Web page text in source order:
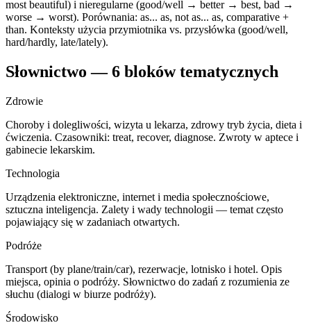
most beautiful) i nieregularne (good/well → better → best, bad →
worse → worst). Porównania: as... as, not as... as, comparative +
than. Konteksty użycia przymiotnika vs. przysłówka (good/well,
hard/hardly, late/lately).
Słownictwo — 6 bloków tematycznych
Zdrowie
Choroby i dolegliwości, wizyta u lekarza, zdrowy tryb życia, dieta i
ćwiczenia. Czasowniki: treat, recover, diagnose. Zwroty w aptece i
gabinecie lekarskim.
Technologia
Urządzenia elektroniczne, internet i media społecznościowe,
sztuczna inteligencja. Zalety i wady technologii — temat często
pojawiający się w zadaniach otwartych.
Podróże
Transport (by plane/train/car), rezerwacje, lotnisko i hotel. Opis
miejsca, opinia o podróży. Słownictwo do zadań z rozumienia ze
słuchu (dialogi w biurze podróży).
Środowisko